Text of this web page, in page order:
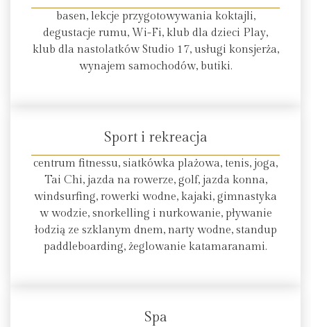
basen, lekcje przygotowywania koktajli,
degustacje rumu, Wi-Fi, klub dla dzieci Play,
klub dla nastolatków Studio 17, usługi konsjerża,
wynajem samochodów, butiki.
Sport i rekreacja
centrum fitnessu, siatkówka plażowa, tenis, joga,
Tai Chi, jazda na rowerze, golf, jazda konna,
windsurfing, rowerki wodne, kajaki, gimnastyka
w wodzie, snorkelling i nurkowanie, pływanie
łodzią ze szklanym dnem, narty wodne, standup
paddleboarding, żeglowanie katamaranami.
Spa